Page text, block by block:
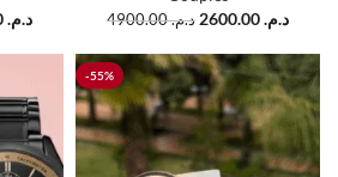
د.م. د.م.4900.00 د.م.
-55%